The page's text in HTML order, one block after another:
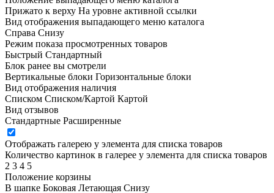
Прижато к верху На уровне активной ссылки
Вид отображения выпадающего меню каталога
Справа Снизу
Режим показа просмотренных товаров
Быстрый Стандартный
Блок ранее вы смотрели
Вертикальные блоки Горизонтальные блоки
Вид отображения наличия
Списком Списком/Картой Картой
Вид отзывов
Стандартные Расширенные
Отображать галерею у элемента для списка товаров
Количество картинок в галерее у элемента для списка товаров
2 3 4 5
Положение корзины
В шапке Боковая Летающая Снизу